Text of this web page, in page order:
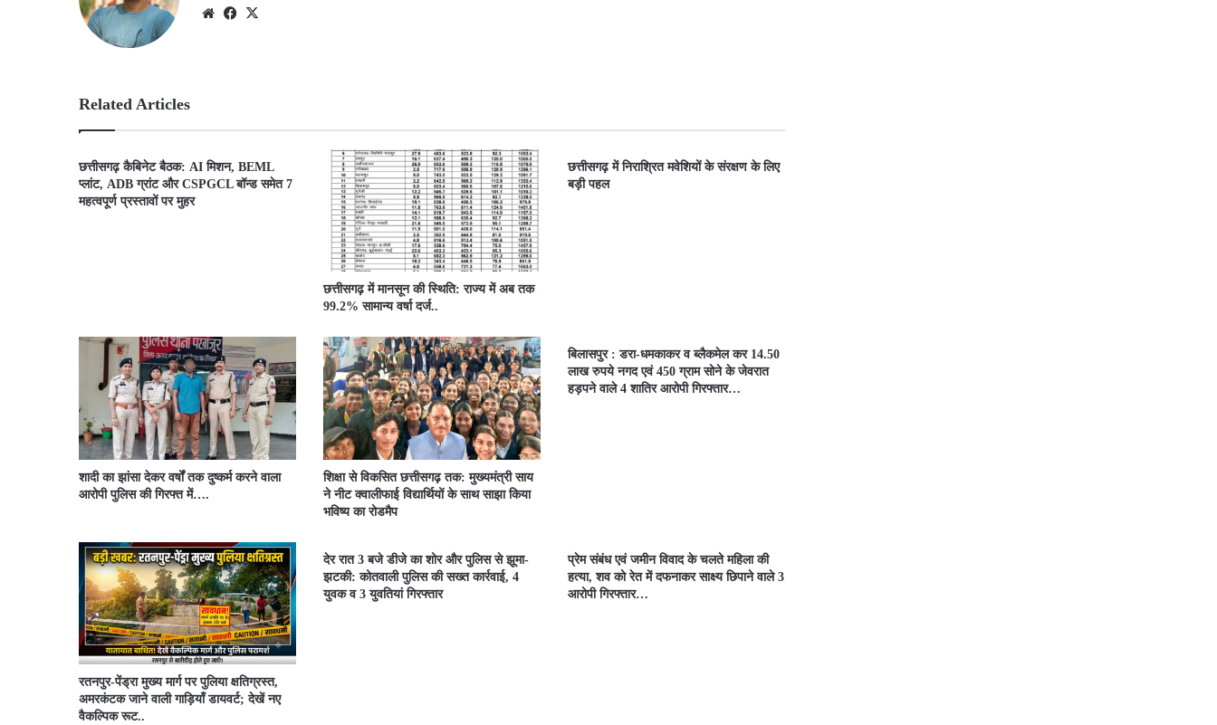
We
Fac
Related Articles
छत्तीसगढ़ कैबिनेट बैठक: AI मिशन, BEML
प्लांट, ADB ग्रांट और CSPGCL बॉन्ड समेत 7
महत्वपूर्ण प्रस्तावों पर मुहर
छत्तीसगढ़ में मानसून की स्थिति: राज्य में अब तक
99.2% सामान्य वर्षा दर्ज..
छत्तीसगढ़ में निराश्रित मवेशियों के संरक्षण के लिए
बड़ी पहल
शादी का झांसा देकर वर्षों तक दुष्कर्म करने वाला
आरोपी पुलिस की गिरफ्त में….
शिक्षा से विकसित छत्तीसगढ़ तक: मुख्यमंत्री साय
ने नीट क्वालीफाई विद्यार्थियों के साथ साझा किया
भविष्य का रोडमैप
बिलासपुर : डरा-धमकाकर व ब्लैकमेल कर 14.50
लाख रुपये नगद एवं 450 ग्राम सोने के जेवरात
हड़पने वाले 4 शातिर आरोपी गिरफ्तार…
रतनपुर-पेंड्रा मुख्य मार्ग पर पुलिया क्षतिग्रस्त,
अमरकंटक जाने वाली गाड़ियाँ डायवर्ट; देखें नए
वैकल्पिक रूट..
देर रात 3 बजे डीजे का शोर और पुलिस से झूमा-
झटकी: कोतवाली पुलिस की सख्त कार्रवाई, 4
युवक व 3 युवतियां गिरफ्तार
प्रेम संबंध एवं जमीन विवाद के चलते महिला की
हत्या, शव को रेत में दफनाकर साक्ष्य छिपाने वाले 3
आरोपी गिरफ्तार…